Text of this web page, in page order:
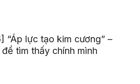
“Áp lực tạo kim cương” –
tìm thấy chính mình